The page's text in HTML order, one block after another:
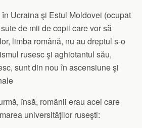
Ucraina şi Estul Moldovei (ocupat
de mii de copii care vor să
limba română, nu au dreptul s-o
rusesc şi aghiotantul său,
sunt din nou în ascensiune şi
însă, românii erau acei care
universităţilor ruseşti: